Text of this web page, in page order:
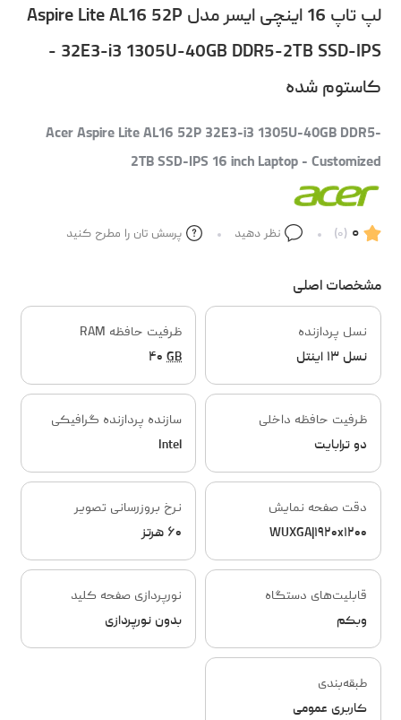
لپ تاپ 16 اینچی ایسر مدل Aspire Lite AL16 52P
32E3-i3 1305U-40GB DDR5-2TB SSD-IPS -
کاستوم شده
Acer Aspire Lite AL16 52P 32E3-i3 1305U-40GB DDR5-
2TB SSD-IPS 16 inch Laptop - Customized
۰ (۰) نظر دهید پرسش تان را مطرح کنید
مشخصات اصلی
نسل پردازنده
نسل ۱۳ اینتل
ظرفیت حافظه RAM
۴۰ GB
ظرفیت حافظه داخلی
دو ترابایت
سازنده پردازنده گرافیکی
Intel
دقت صفحه نمایش
WUXGA|۱۹۲۰x۱۲۰۰
نرخ بروزرسانی تصویر
۶۰ هرتز
قابلیت‌های دستگاه
وبکم
نورپردازی صفحه کلید
بدون نورپردازی
طبقه‌بندی
کاربری عمومی